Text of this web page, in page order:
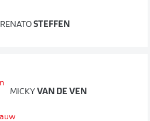
RENATO STEFFEN
MICKY VAN DE VEN